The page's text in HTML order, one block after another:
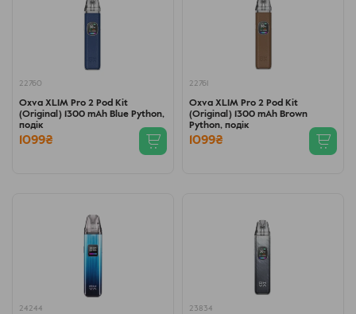
22760
Oxva XLIM Pro 2 Pod Kit
(Original) 1300 mAh Blue Python,
подік
1099₴
22761
Oxva XLIM Pro 2 Pod Kit
(Original) 1300 mAh Brown
Python, подік
1099₴
24244 23834